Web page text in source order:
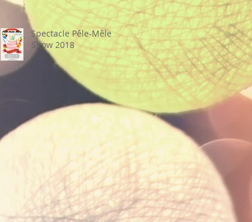
Spectacle Pêle-Mêle
Show 2018